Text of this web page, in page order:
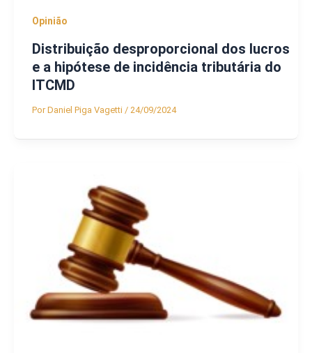
Opinião
Distribuição desproporcional dos lucros
e a hipótese de incidência tributária do
ITCMD
PorDaniel Piga Vagetti / 24/09/2024